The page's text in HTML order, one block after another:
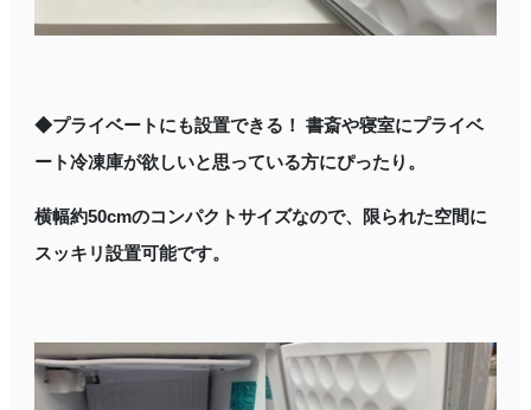
◆プライベートにも設置できる！ 書斎や寝室にプライベ
ート冷凍庫が欲しいと思っている方にぴったり。
横幅約50cmのコンパクトサイズなので、限られた空間に
スッキリ設置可能です。